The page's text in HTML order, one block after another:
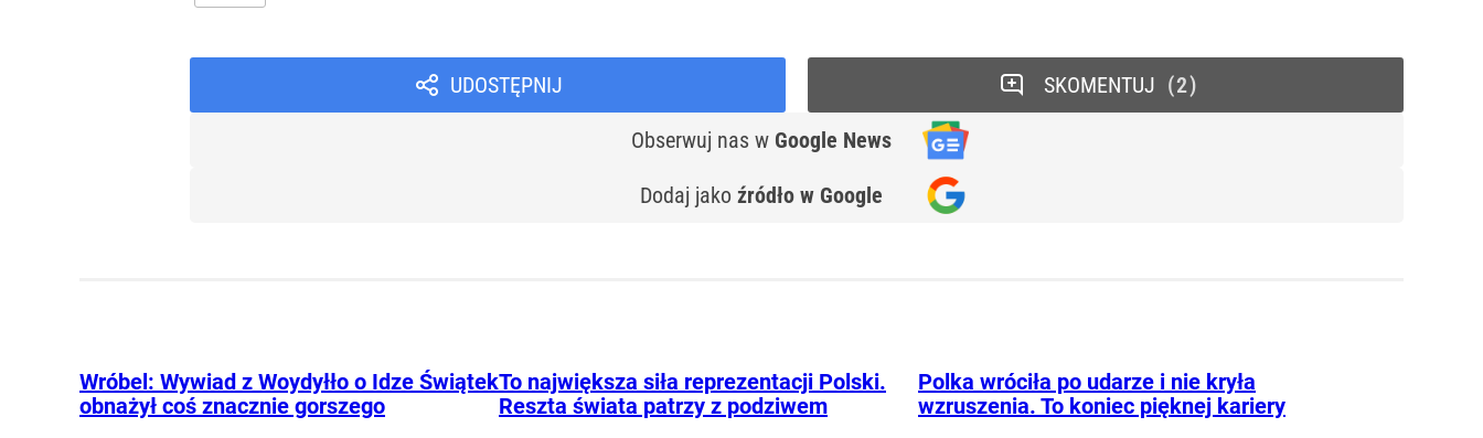
UDOSTĘPNIJ
Obserwuj nas w Google News
Dodaj jako źródło w Google
SKOMENTUJ 2
Wróbel: Wywiad z Woydyłło o Idze Świątek
obnażył coś znacznie gorszego
To największa siła reprezentacji Polski.
Reszta świata patrzy z podziwem
Polka wróciła po udarze i nie kryła
wzruszenia. To koniec pięknej kariery